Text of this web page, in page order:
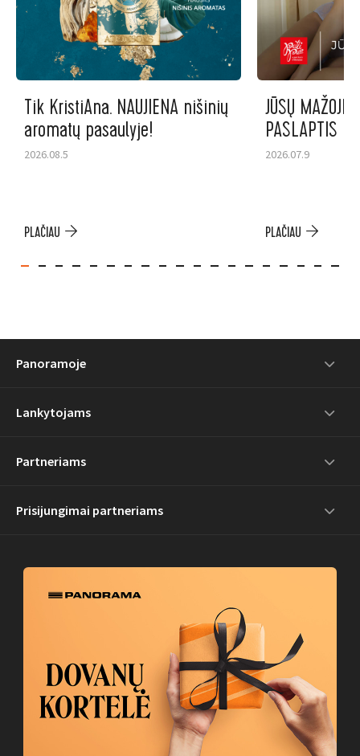
Tik KristiAna. NAUJIENA nišinių
aromatų pasaulyje!
2026.08.5
PLAČIAU
JŪSŲ MAŽOJI
PASLAPTIS
2026.07.9
PLAČIAU
Panoramoje
Lankytojams
Partneriams
Prisijungimai partneriams